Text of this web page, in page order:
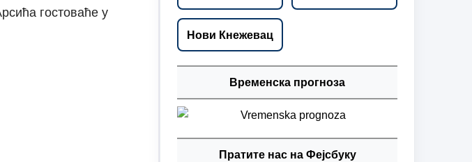
гостоваће у
Нови Кнежевац
Временска прогноза
Пратите нас на Фејсбуку